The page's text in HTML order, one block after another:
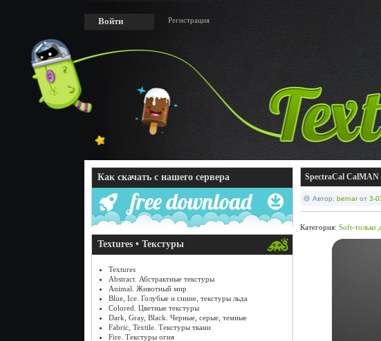
Войти Регистрация
Как скачать с нашего сервера
Textures • Текстуры
Textures
Abstract. Абстрактные текстуры
Animal. Животный мир
Blue, Ice. Голубые и синие, текстуры льда
Colored. Цветные текстуры
Dark, Gray, Black. Черные, серые, темные
Fabric, Textile. Текстуры ткани
Fire. Текстуры огня
SpectraCal CalMAN
Автор: bernarот 3-
Категория: Soft-только